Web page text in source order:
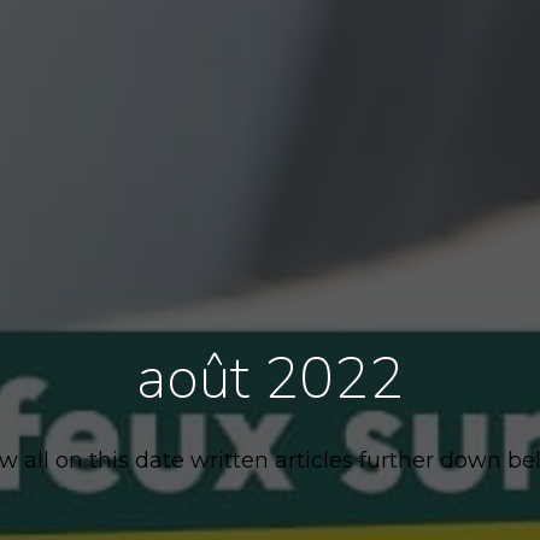
août 2022
all on this date written articles further down